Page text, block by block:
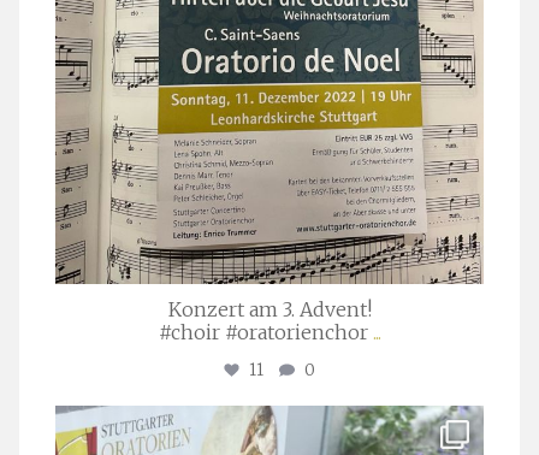
Konzert am 3. Advent!
#choir #oratorienchor ...
11 0
stuttgarter_oratorienchor
Juli 23